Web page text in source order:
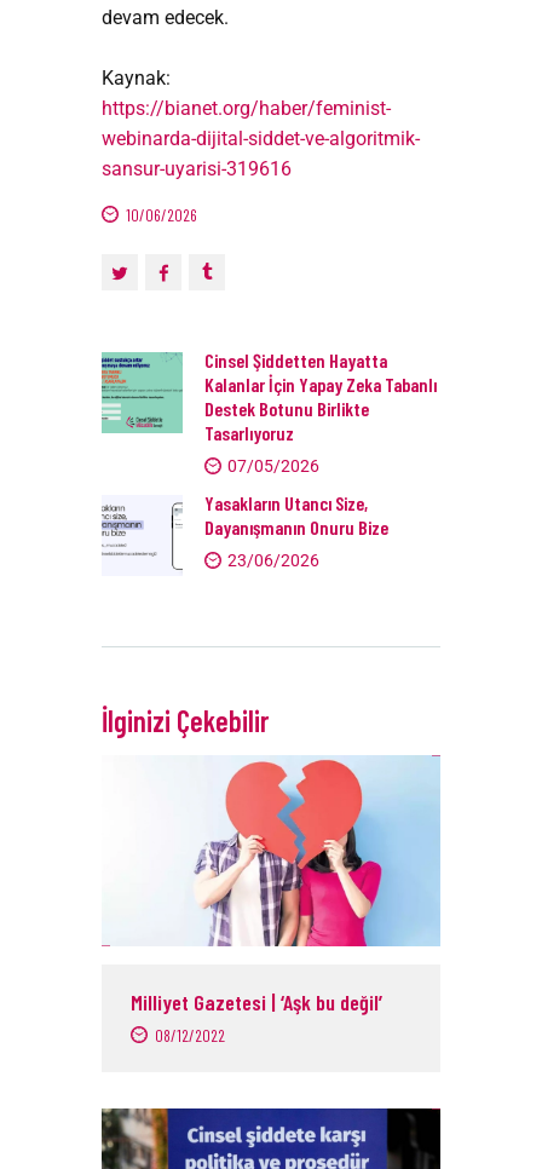
devam edecek.
Kaynak:
https://bianet.org/haber/feminist-
webinarda-dijital-siddet-ve-algoritmik-
sansur-uyarisi-319616
10/06/2026
Cinsel Şiddetten Hayatta
Kalanlar İçin Yapay Zeka Tabanlı
Destek Botunu Birlikte
Tasarlıyoruz
07/05/2026
Yasakların Utancı Size,
Dayanışmanın Onuru Bize
23/06/2026
İlginizi Çekebilir
Milliyet Gazetesi | ‘Aşk bu değil’
08/12/2022